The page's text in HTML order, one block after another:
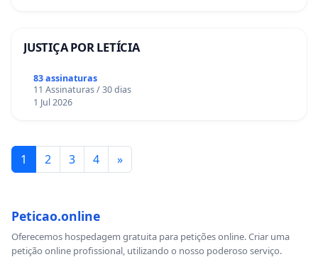
JUSTIÇA POR LETÍCIA
83 assinaturas
11 Assinaturas / 30 dias
1 Jul 2026
1 2 3 4 »
Peticao.online
Oferecemos hospedagem gratuita para petições online. Criar uma
petição online profissional, utilizando o nosso poderoso serviço.